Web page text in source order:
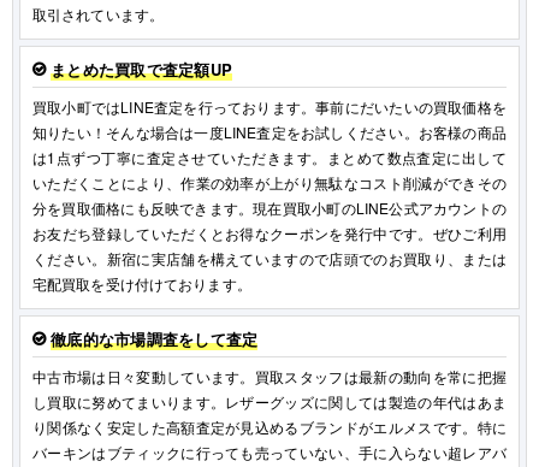
取引されています。
まとめた買取で査定額UP
買取小町ではLINE査定を行っております。事前にだいたいの買取価格を
知りたい！そんな場合は一度LINE査定をお試しください。お客様の商品
は1点ずつ丁寧に査定させていただきます。まとめて数点査定に出して
いただくことにより、作業の効率が上がり無駄なコスト削減ができその
分を買取価格にも反映できます。現在買取小町のLINE公式アカウントの
お友だち登録していただくとお得なクーポンを発行中です。ぜひご利用
ください。新宿に実店舗を構えていますので店頭でのお買取り、または
宅配買取を受け付けております。
徹底的な市場調査をして査定
中古市場は日々変動しています。買取スタッフは最新の動向を常に把握
し買取に努めてまいります。レザーグッズに関しては製造の年代はあま
り関係なく安定した高額査定が見込めるブランドがエルメスです。特に
バーキンはブティックに行っても売っていない、手に入らない超レアバ